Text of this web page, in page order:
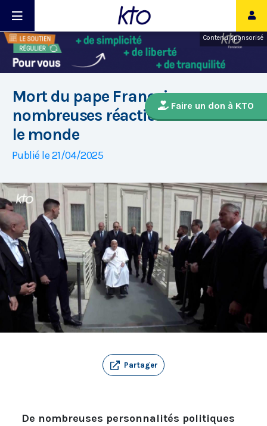
Contenu sponsorisé
Faire un don à KTO
Mort du pape François :
nombreuses réactions à travers
le monde
Publié le 21/04/2025
Partager
De nombreuses personnalités politiques